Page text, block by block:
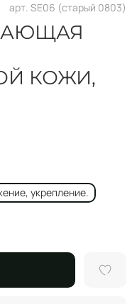
арт. SE06 (старый 0803)
КОЖИ,
укрепление.